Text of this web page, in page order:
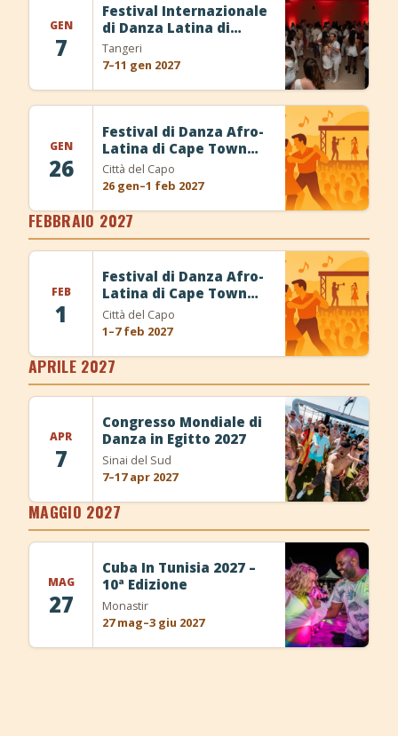
GEN
7
Festival Internazionale
di Danza Latina di
Tangeri 2027
Tangeri
7–11 gen 2027
GEN
26
Festival di Danza Afro-
Latina di Cape Town
2027
Città del Capo
26 gen–1 feb 2027
FEBBRAIO 2027
FEB
1
Festival di Danza Afro-
Latina di Cape Town
2027
Città del Capo
1–7 feb 2027
APRILE 2027
APR
7
Congresso Mondiale di
Danza in Egitto 2027
Sinai del Sud
7–17 apr 2027
MAGGIO 2027
MAG
27
Cuba In Tunisia 2027 –
10ª Edizione
Monastir
27 mag–3 giu 2027